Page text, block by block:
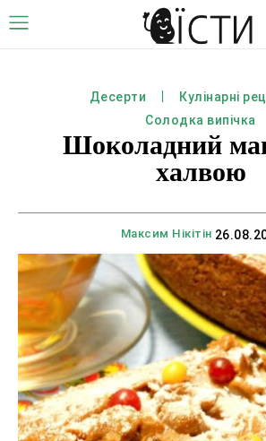
Десерти
Кулінарні
Солодка випічка
Шоколадний
халвою
Максим Нікітін